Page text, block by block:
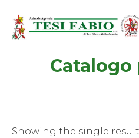
Showing the single result